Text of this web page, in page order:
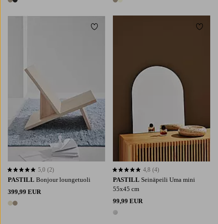
2 värejä 2 värejä
PASTILL Bonjour loungetuoli
399,99 EUR
2 värejä
5,0 perustuen 2 arvosanaan
5,0 (2)
Lisää suosikkeihin
PASTILL Seinäpeili Uma mini
55x45 cm
99,99 EUR
1 väri
4,8 perustuen 4 arvosanaan
4,8 (4)
Lisää